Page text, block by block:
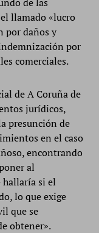
llamado «lucro
por daños y
por
comerciales.
de A Coruña de
jurídicos,
presunción de
en el caso
encontrando
al
hallaría si el
lo que exige
que se
obtener».